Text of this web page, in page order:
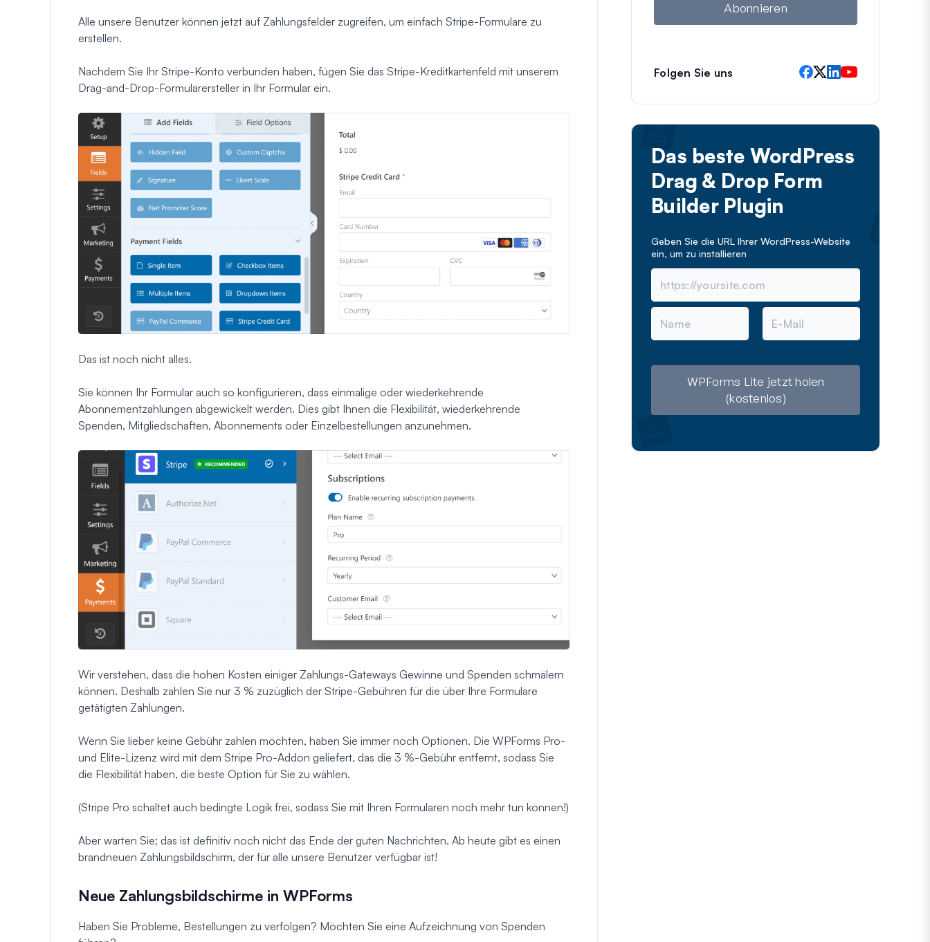
Alle unsere Benutzer können jetzt auf Zahlungsfelder zugreifen, um einfach Stripe-Formulare zu
erstellen.
Nachdem Sie Ihr Stripe-Konto verbunden haben, fügen Sie das Stripe-Kreditkartenfeld mit unserem
Drag-and-Drop-Formularersteller in Ihr Formular ein.
Das ist noch nicht alles.
Sie können Ihr Formular auch so konfigurieren, dass einmalige oder wiederkehrende
Abonnementzahlungen abgewickelt werden. Dies gibt Ihnen die Flexibilität, wiederkehrende
Spenden, Mitgliedschaften, Abonnements oder Einzelbestellungen anzunehmen.
Wir verstehen, dass die hohen Kosten einiger Zahlungs-Gateways Gewinne und Spenden schmälern
können. Deshalb zahlen Sie nur 3 % zuzüglich der Stripe-Gebühren für die über Ihre Formulare
getätigten Zahlungen.
Wenn Sie lieber keine Gebühr zahlen möchten, haben Sie immer noch Optionen. Die WPForms Pro-
und Elite-Lizenz wird mit dem Stripe Pro-Addon geliefert, das die 3 %-Gebühr entfernt, sodass Sie
die Flexibilität haben, die beste Option für Sie zu wählen.
(Stripe Pro schaltet auch bedingte Logik frei, sodass Sie mit Ihren Formularen noch mehr tun können!)
Aber warten Sie; das ist definitiv noch nicht das Ende der guten Nachrichten. Ab heute gibt es einen
brandneuen Zahlungsbildschirm, der für alle unsere Benutzer verfügbar ist!
Neue Zahlungsbildschirme in WPForms
Haben Sie Probleme, Bestellungen zu verfolgen? Möchten Sie eine Aufzeichnung von Spenden
Abonnieren
Folgen Sie uns
Das beste WordPress
Drag & Drop Form
Builder Plugin
Geben Sie die URL Ihrer WordPress-Website
ein, um zu installieren
N
m
E
M
WPForms Lite jetzt holen
(kostenlos)